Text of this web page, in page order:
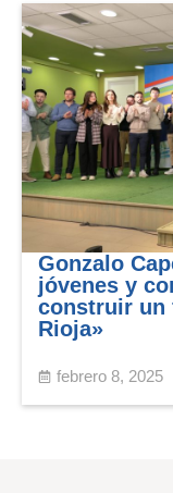
Gonzalo
jóvenes y
construir un
Rioja»
febrero 8, 2025